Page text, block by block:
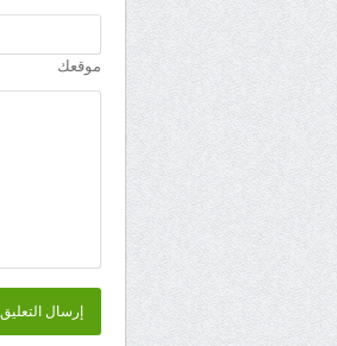
موقعك
إرسال التعليق